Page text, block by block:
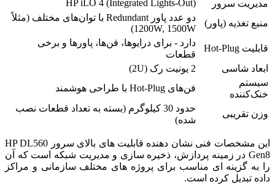
مدیریت سرور
HP iLO 4 (Integrated Lights-Out)
منبع تغذیه (پاور)
دو عدد پاور Redundant با توان‌های مختلف (مثلاً
1200W, 1500W)
قابلیت Hot-Plug
دارد - برای درایوها، فن‌ها، پاورها و برخی
قطعات
ابعاد شاسی
2 یونیت رک (2U)
سیستم
خنک‌کننده
فن‌های Hot-Plug با طراحی هوشمند
وزن تقریبی
حدود 30 کیلوگرم (بسته به تعداد قطعات نصب
شده)
این مشخصات فنی نشان دهنده قابلیت های بالای سرور HP DL560
Gen8 در زمینه پردازش، ذخیره سازی و مدیریت شبکه است که آن
را به گزینه ای مناسب برای پروژه های مختلف سازمانی و مراکز
داده تبدیل کرده است.